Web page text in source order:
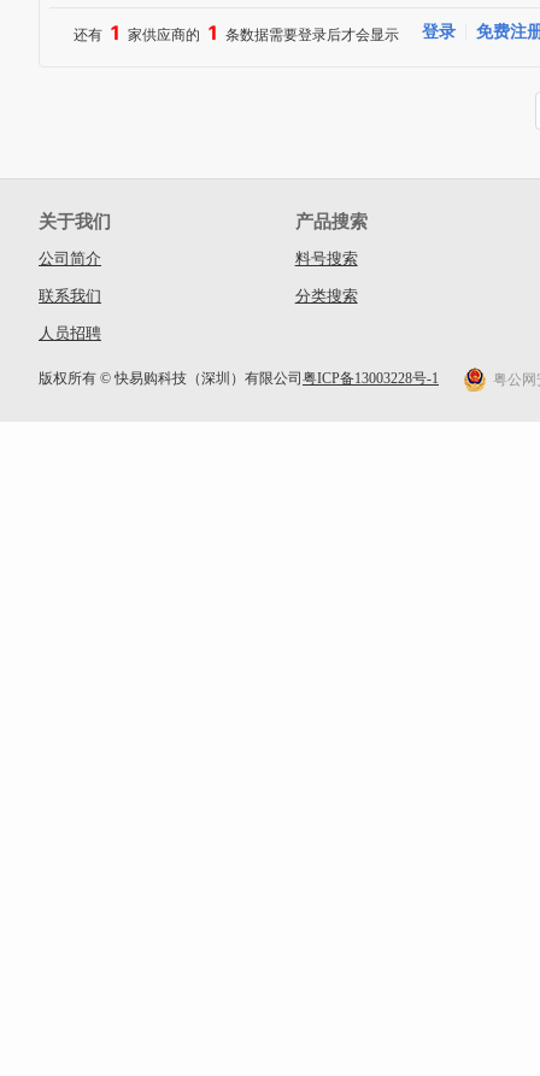
还有 1 家供应商的 1 条数据需要登录后才会显示 登录 免费注
关于我们
公司简介
联系我们
人员招聘
产品搜索
料号搜索
分类搜索
版权所有 © 快易购科技（深圳）有限公司 粤ICP备13003228号-1 粤公网